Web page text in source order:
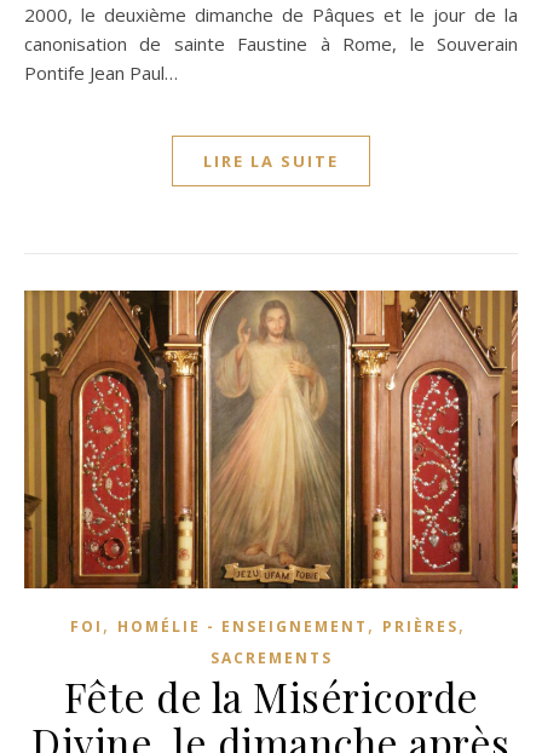
2000, le deuxième dimanche de Pâques et le jour de la
canonisation de sainte Faustine à Rome, le Souverain
Pontife Jean Paul…
LIRE LA SUITE
FOI , HOMÉLIE - ENSEIGNEMENT , PRIÈRES,
SACREMENTS
Fête de la Miséricorde
Divine, le dimanche après